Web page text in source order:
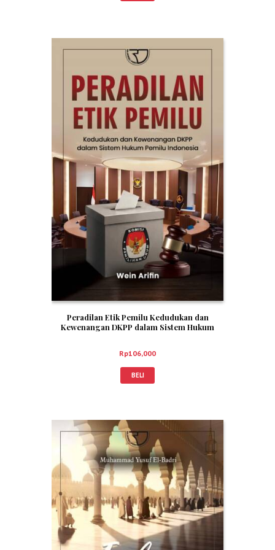
Peradilan Etik Pemilu Kedudukan dan
Kewenangan DKPP dalam Sistem Hukum
Rp106,000
BELI